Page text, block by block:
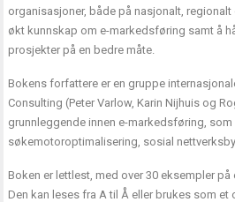
organisasjoner, både på nasjonalt,
økt kunnskap om e-markedsføring samt å
prosjekter på en bedre måte.
Bokens forfattere er en gruppe
Consulting (Peter Varlow, Karin Nijhuis og
grunnleggende innen e-markedsføring,
søkemotoroptimalisering, sosial
Boken er lettlest, med over 30 eksempler
Den kan leses fra A til Å eller brukes som